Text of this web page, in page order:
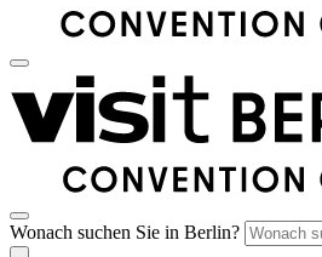
Wonach suchen Sie in Berlin?